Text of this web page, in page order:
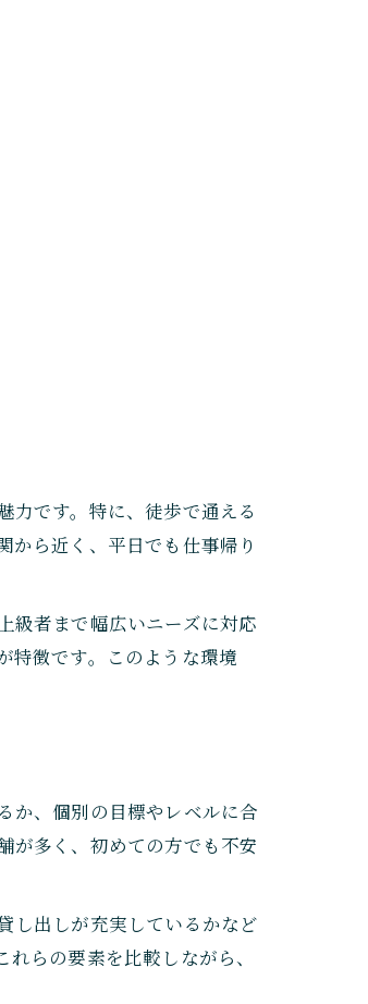
力です。特に、徒歩で通える
から近く、平日でも仕事帰り
級者まで幅広いニーズに対応
特徴です。このような環境
か、個別の目標やレベルに合
が多く、初めての方でも不安
し出しが充実しているかなど
らの要素を比較しながら、